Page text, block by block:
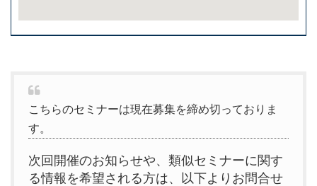
こちらのセミナーは現在募集を締め切っておりま
す。
次回開催のお知らせや、類似セミナーに関す
る情報を希望される方は、以下よりお問合せ